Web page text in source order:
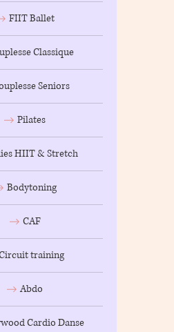
FIIT Ballet
Classique
Seniors
Pilates
HIIT & Stretch
Bodytoning
CAF
training
Abdo
Cardio Danse